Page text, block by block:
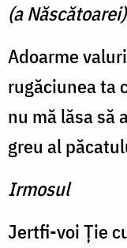
(a
Adoarme
rugăciunea ta
nu mă lăsa să
greu al
Irmosul
Jertfi-voi Ţie